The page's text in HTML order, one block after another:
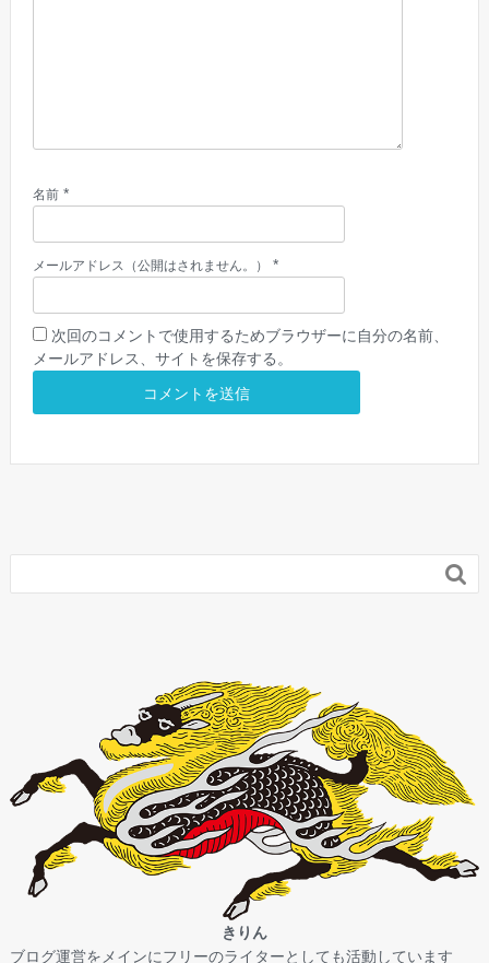
名前 *
メールアドレス（公開はされません。） *
次回のコメントで使用するためブラウザーに自分の名前、
メールアドレス、サイトを保存する。

きりん
ブログ運営をメインにフリーのライターとしても活動しています